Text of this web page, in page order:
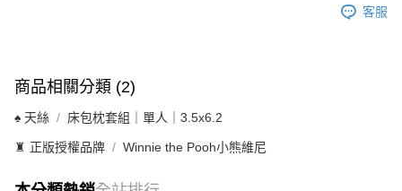
客服
商品相關分類 (2)
♠ 天絲 床包枕套組｜單人｜3.5x6.2
♜ 正版授權品牌 Winnie the Pooh小熊維尼